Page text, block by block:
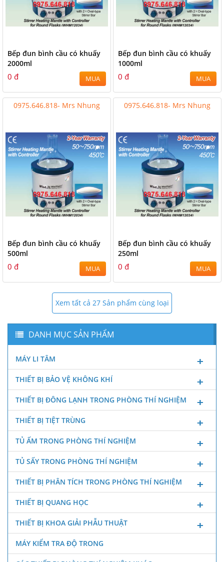
Bếp đun bình cầu có khuấy
2000ml
0 đ MUA
Bếp đun bình cầu có khuấy
1000ml
0 đ MUA
0975.646.818- Mrs Nhung
Bếp đun bình cầu có khuấy
500ml
0 đ MUA
0975.646.818- Mrs Nhung
Bếp đun bình cầu có khuấy
250ml
0 đ MUA
Xem tất cả 27 Sản phẩm cùng loại
DANH MỤC SẢN PHẨM
MÁY LI TÂM
THIẾT BỊ BẢO VỆ KHÔNG KHÍ
THIẾT BỊ ĐÔNG LẠNH TRONG PHÒNG THÍ NGHIỆM
THIẾT BỊ TIỆT TRÙNG
TỦ ẤM TRONG PHÒNG THÍ NGHIỆM
TỦ SẤY TRONG PHÒNG THÍ NGHIỆM
THIẾT BỊ PHÂN TÍCH TRONG PHÒNG THÍ NGHIỆM
THIẾT BỊ QUANG HỌC
THIẾT BỊ KHOA GIẢI PHẪU THUẬT
MÁY KIỂM TRA ĐỘ TRONG